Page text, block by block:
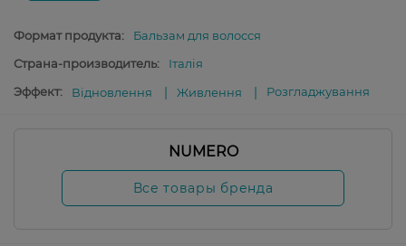
Формат продукта:
Бальзам для волосся
Страна-производитель:
Італія
Эффект:
Відновлення Живлення Розгладжування
NUMERO
Все товары бренда